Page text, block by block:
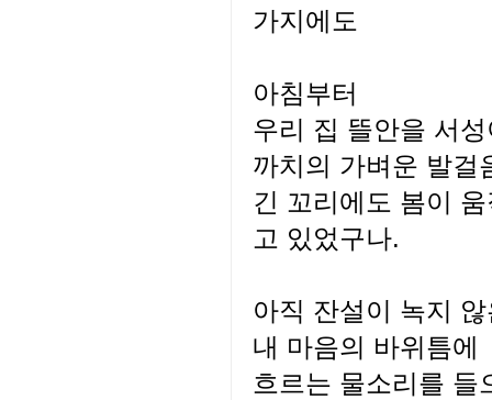
가지에도
아침부터
우리 집 뜰안을 서
까치의 가벼운 발걸
긴 꼬리에도 봄이
고 있었구나.
아직 잔설이 녹지 않
내 마음의 바위틈에
흐르는 물소리를 들